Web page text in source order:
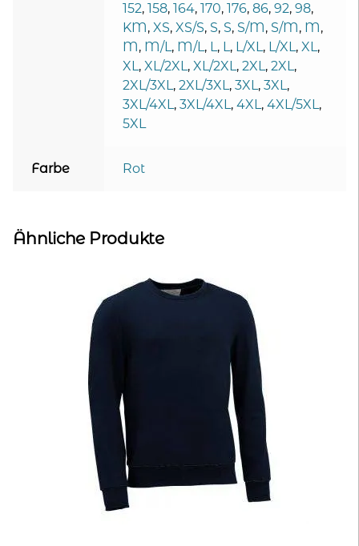
152, 158, 164, 170, 176, 86, 92, 98,
KM, XS, XS/S, S, S, S/M, S/M, M,
M, M/L, M/L, L, L, L/XL, L/XL, XL,
XL, XL/2XL, XL/2XL, 2XL, 2XL,
2XL/3XL, 2XL/3XL, 3XL, 3XL,
3XL/4XL, 3XL/4XL, 4XL, 4XL/5XL,
5XL
Farbe Rot
Ähnliche Produkte